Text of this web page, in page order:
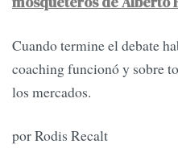
Cuando termine el debate
coaching funcionó y sobre
los mercados.
por Rodis Recalt